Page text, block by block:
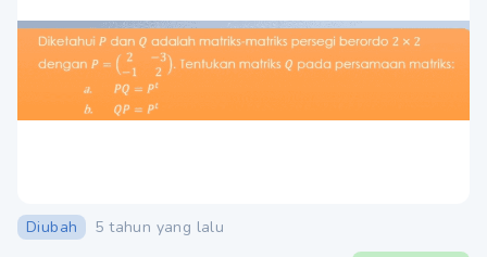
Diubah 5 tahun yang lalu